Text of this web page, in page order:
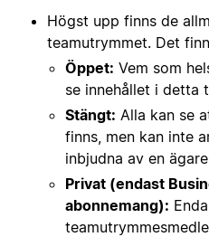
Högst upp finns de
teamutrymmet. Det
Öppet: Vem som
se innehållet i detta
Stängt: Alla kan se
finns, men kan inte
inbjudna av en
Privat (endast
abonnemang):